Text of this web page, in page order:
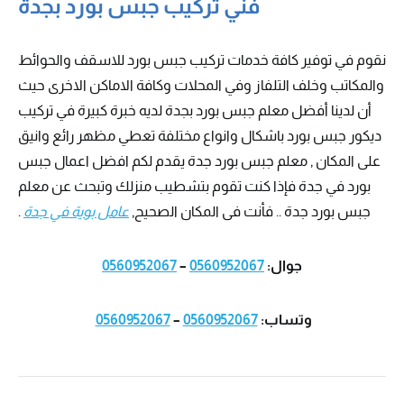
فني تركيب جبس بورد بجدة
نقوم في توفير كافة خدمات تركيب جبس بورد للاسقف والحوائط
والمكاتب وخلف التلفاز وفي المحلات وكافة الاماكن الاخرى حيث
أن لدينا أفضل معلم جبس بورد بجدة لديه خبرة كبيرة في تركيب
ديكور جبس بورد باشكال وانواع مختلفة تعطي مظهر رائع وانيق
على المكان , معلم جبس بورد جدة يقدم لكم افضل اعمال جبس
بورد في جدة فإذا كنت تقوم بتشطيب منزلك وتبحث عن معلم
جبس بورد جدة .. فأنت فى المكان الصحيح, عامل بوية في جدة .
جوال: 0560952067
–
0560952067
وتساب:0560952067
–
0560952067